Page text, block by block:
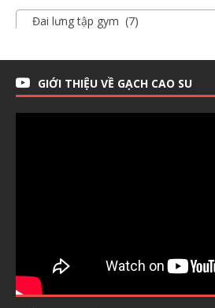
Đai lưng tập gym (7)
GIỚI THIỆU VỀ GẠCH CAO SU